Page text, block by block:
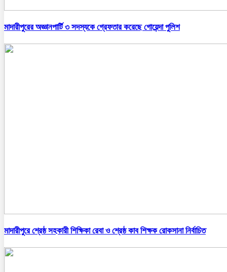
মাদারীপুরের অজ্ঞানপার্টি ৩ সদস্যকে গ্রেফতার করেছে গোয়েন্দা পুলিশ
মাদারীপুরে শ্রেষ্ঠ সহকারী শিক্ষিকা রেবা ও শ্রেষ্ঠ কাব শিক্ষক রোকসানা নির্বাচিত